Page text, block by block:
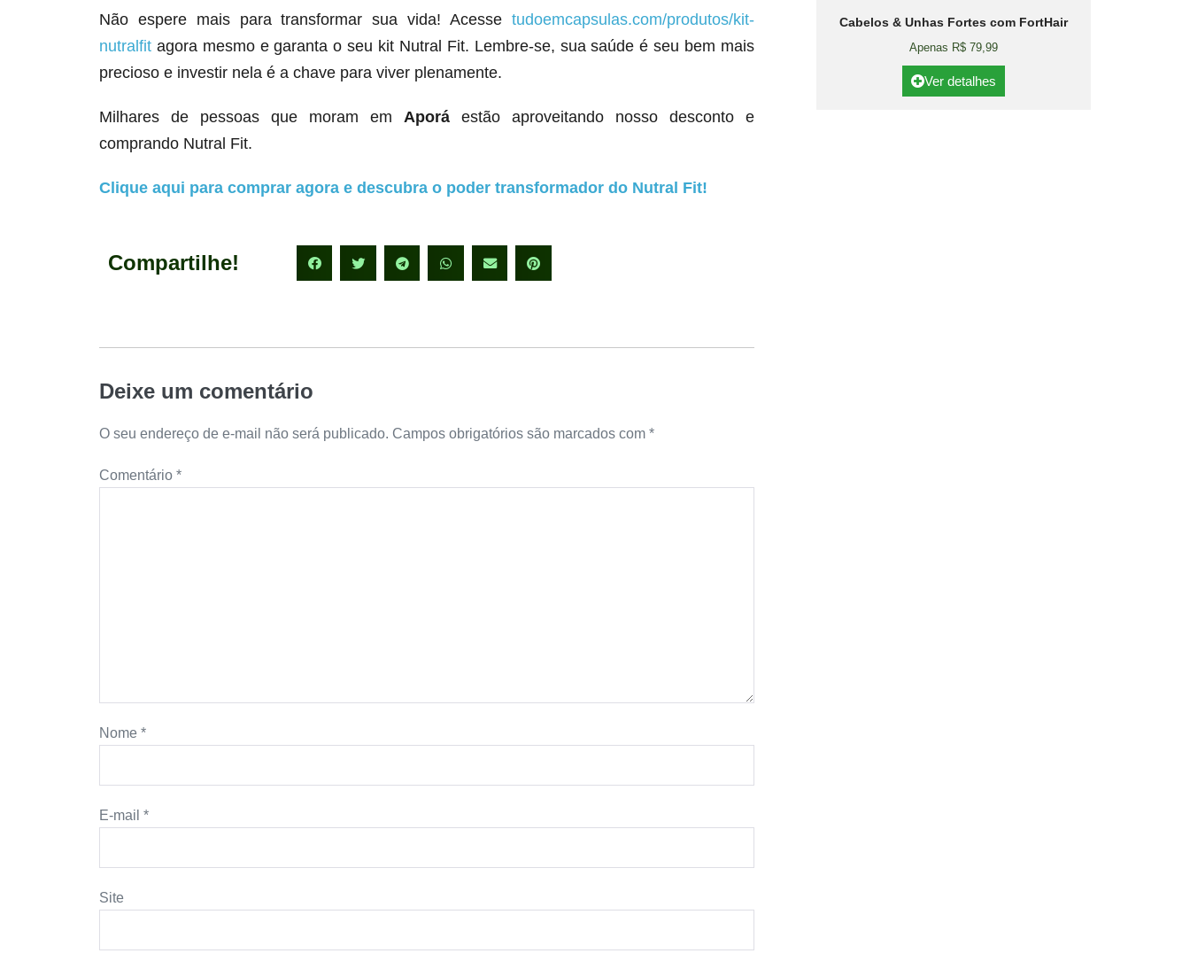
Não espere mais para transformar sua vida! Acesse tudoemcapsulas.com/produtos/kit-
nutralfit agora mesmo e garanta o seu kit Nutral Fit. Lembre-se, sua saúde é seu bem mais
precioso e investir nela é a chave para viver plenamente.
Milhares de pessoas que moram em Aporá estão aproveitando nosso desconto e
comprando Nutral Fit.
Clique aqui para comprar agora e descubra o poder transformador do Nutral Fit!
Compartilhe!
Deixe um comentário
O seu endereço de e-mail não será publicado. Campos obrigatórios são marcados com *
Comentário *
Nome *
E-mail *
Site
Melt Hair para cabelo, pele e unhas!
Apenas até 12X R$ 12,95
Cabelos & Unhas Fortes com FortHair
Apenas R$ 79,99
Ver detalhes